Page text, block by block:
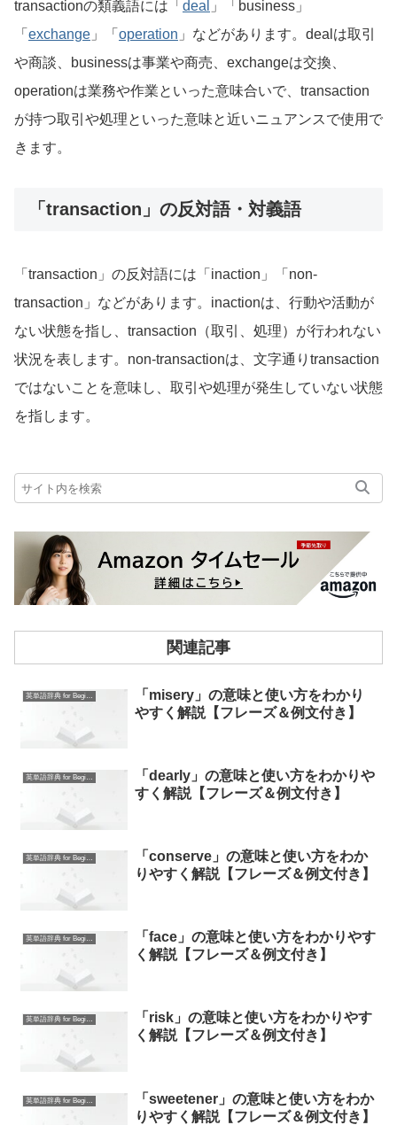
transactionの類義語には「 deal
」「business」
「 exchange 」「 operation 」などがあります。dealは取引
や商談、businessは事業や商売、exchangeは交換、
operationは業務や作業といった意味合いで、transaction
が持つ取引や処理といった意味と近いニュアンスで使用で
きます。
「transaction」の反対語・対義語
「transaction」の反対語には「inaction」「non-
transaction」などがあります。inactionは、行動や活動が
ない状態を指し、transaction（取引、処理）が行われない
状況を表します。non-transactionは、文字通りtransaction
ではないことを意味し、取引や処理が発生していない状態
を指します。
関連記事
英単語辞典 for Beginners
「misery」の意味と使い方をわかり
やすく解説【フレーズ＆例文付き】
英単語辞典 for Beginners
「dearly」の意味と使い方をわかりや
すく解説【フレーズ＆例文付き】
英単語辞典 for Beginners
「conserve」の意味と使い方をわか
りやすく解説【フレーズ＆例文付き】
英単語辞典 for Beginners
「face」の意味と使い方をわかりやす
く解説【フレーズ＆例文付き】
英単語辞典 for Beginners
「risk」の意味と使い方をわかりやす
く解説【フレーズ＆例文付き】
英単語辞典 for Beginners
「sweetener」の意味と使い方をわか
りやすく解説【フレーズ＆例文付き】